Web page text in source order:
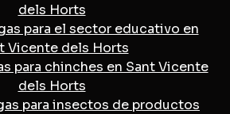
dels Horts
para el sector educativo en
Vicente dels Horts
para chinches en Sant Vicente
dels Horts
para insectos de productos